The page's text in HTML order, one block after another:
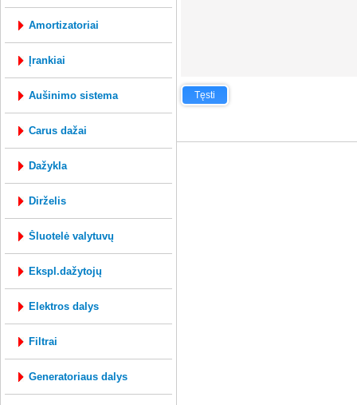
amortizatoriai
įrankiai
aušinimo sistema
carus dažai
dažykla
dirželis
šluotelė valytuvų
ekspl.dažytojų
elektros dalys
filtrai
generatoriaus dalys
Tęsti